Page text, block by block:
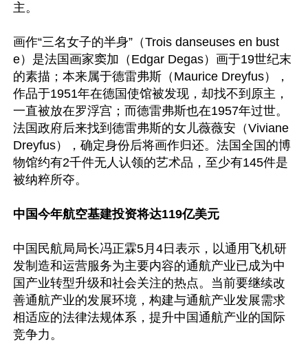
主。
画作“三名女子的半身”（Trois danseuses en bust
e）是法国画家窦加（Edgar Degas）画于19世纪末
的素描；本来属于德雷弗斯（Maurice Dreyfus），
作品于1951年在德国使馆被发现，却找不到原主，
一直被放在罗浮宫；而德雷弗斯也在1957年过世。
法国政府后来找到德雷弗斯的女儿薇薇安（Viviane
Dreyfus），确定身份后将画作归还。法国全国的博
物馆约有2千件无人认领的艺术品，至少有145件是
被纳粹所夺。
中国今年航空基建投资将达119亿美元
中国民航局局长冯正霖5月4日表示，以通用飞机研
发制造和运营服务为主要内容的通航产业已成为中
国产业转型升级和社会关注的热点。当前要继续改
善通航产业的发展环境，构建与通航产业发展需求
相适应的法律法规体系，提升中国通航产业的国际
竞争力。